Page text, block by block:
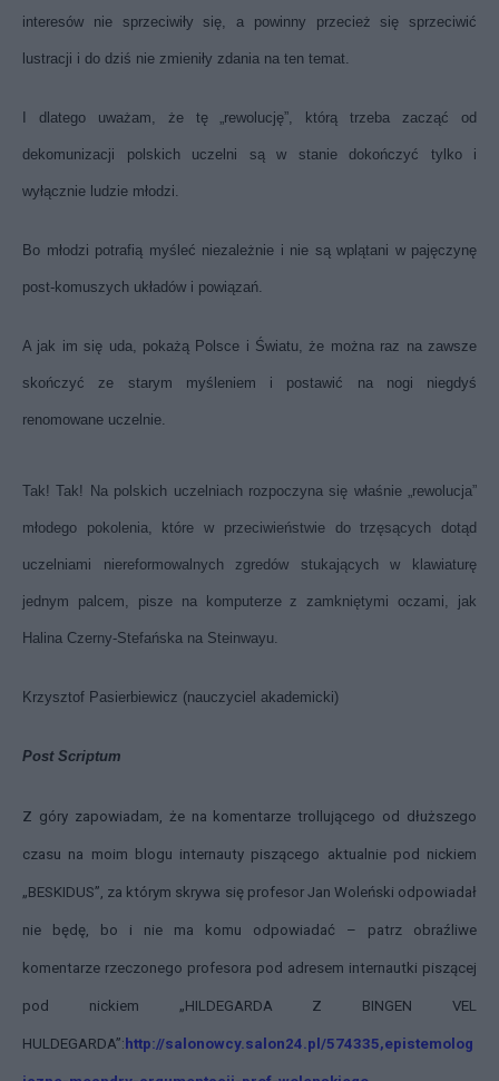
interesów nie sprzeciwiły się, a powinny przecież się sprzeciwić
lustracji i do dziś nie zmieniły zdania na ten temat.
I dlatego uważam, że tę „rewolucję”, którą trzeba zacząć od
dekomunizacji polskich uczelni są w stanie dokończyć tylko i
wyłącznie ludzie młodzi.
Bo młodzi potrafią myśleć niezależnie i nie są wplątani w pajęczynę
post-komuszych układów i powiązań.
A jak im się uda, pokażą Polsce i Światu, że można raz na zawsze
skończyć ze starym myśleniem i postawić na nogi niegdyś
renomowane uczelnie.
Tak! Tak! Na polskich uczelniach rozpoczyna się właśnie „rewolucja”
młodego pokolenia, które w przeciwieństwie do trzęsących dotąd
uczelniami niereformowalnych zgredów stukających w klawiaturę
jednym palcem, pisze na komputerze z zamkniętymi oczami, jak
Halina Czerny-Stefańska na Steinwayu.
Krzysztof Pasierbiewicz (nauczyciel akademicki)
Post Scriptum
Z góry zapowiadam, że na komentarze trollującego od dłuższego
czasu na moim blogu internauty piszącego aktualnie pod nickiem
„BESKIDUS”, za którym skrywa się profesor Jan Woleński odpowiadał
nie będę, bo i nie ma komu odpowiadać – patrz obraźliwe
komentarze rzeczonego profesora pod adresem internautki piszącej
pod nickiem „HILDEGARDA Z BINGEN VEL
HULDEGARDA”:http://salonowcy.salon24.pl/574335,epistemolog